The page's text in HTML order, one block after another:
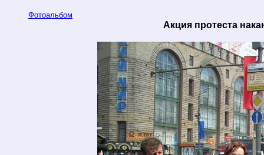
Фотоальбом
Акция протеста